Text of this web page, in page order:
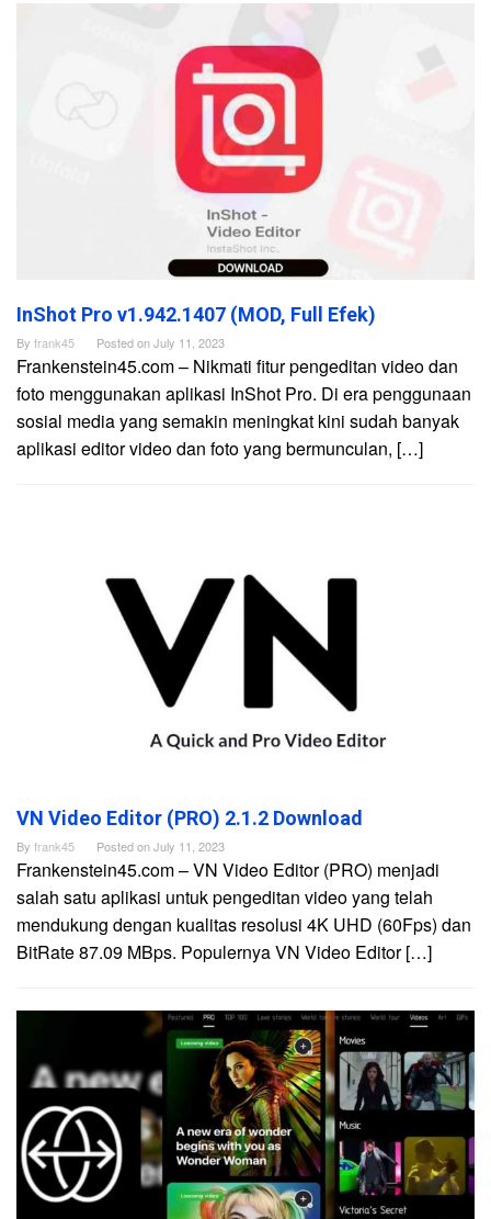
InShot Pro v1.942.1407 (MOD, Full Efek)
By frank45 Posted onJuly 11, 2023
Frankenstein45.com – Nikmati fitur pengeditan video dan
foto menggunakan aplikasi InShot Pro. Di era penggunaan
sosial media yang semakin meningkat kini sudah banyak
aplikasi editor video dan foto yang bermunculan, […]
VN Video Editor (PRO) 2.1.2 Download
By frank45 Posted onJuly 11, 2023
Frankenstein45.com – VN Video Editor (PRO) menjadi
salah satu aplikasi untuk pengeditan video yang telah
mendukung dengan kualitas resolusi 4K UHD (60Fps) dan
BitRate 87.09 MBps. Populernya VN Video Editor […]